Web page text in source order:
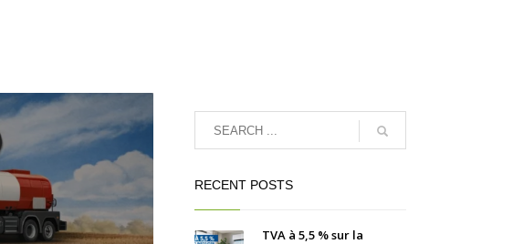
RECENT POSTS
TVA à 5,5 % sur la